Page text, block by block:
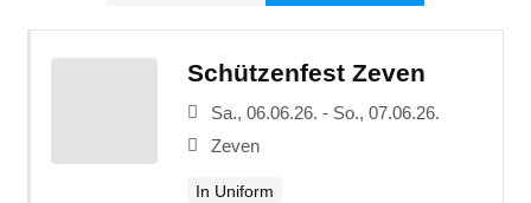
Schützenfest Zeven
Sa., 06.06.26. - So., 07.06.26.
Zeven
In Uniform